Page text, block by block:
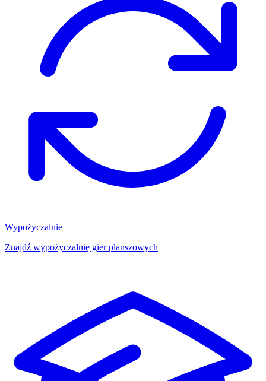
Wypożyczalnie
Znajdź wypożyczalnię gier planszowych